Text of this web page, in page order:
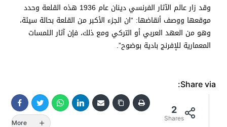
وقد زار عالم الآثار الفرنسي دينان عام 1936 هذه القلعة وحدد
موقعها ووصف أنقاضها: “ان الجزء الأكبر من القلعة بحالة سيئة،
وهو من العهد العربي أو التركي ومع ذلك، فإن آثار اللمسات
المعمارية للإفرنج بادية بوضوح”.
Share via:
2
Shares
More